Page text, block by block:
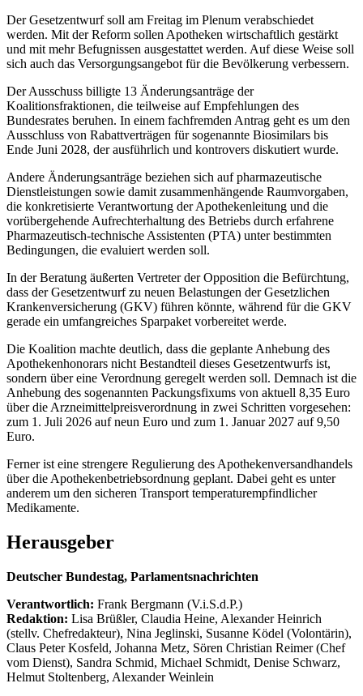
Der Gesetzentwurf soll am Freitag im Plenum verabschiedet
werden. Mit der Reform sollen Apotheken wirtschaftlich gestärkt
und mit mehr Befugnissen ausgestattet werden. Auf diese Weise soll
sich auch das Versorgungsangebot für die Bevölkerung verbessern.
Der Ausschuss billigte 13 Änderungsanträge der
Koalitionsfraktionen, die teilweise auf Empfehlungen des
Bundesrates beruhen. In einem fachfremden Antrag geht es um den
Ausschluss von Rabattverträgen für sogenannte Biosimilars bis
Ende Juni 2028, der ausführlich und kontrovers diskutiert wurde.
Andere Änderungsanträge beziehen sich auf pharmazeutische
Dienstleistungen sowie damit zusammenhängende Raumvorgaben,
die konkretisierte Verantwortung der Apothekenleitung und die
vorübergehende Aufrechterhaltung des Betriebs durch erfahrene
Pharmazeutisch-technische Assistenten (PTA) unter bestimmten
Bedingungen, die evaluiert werden soll.
In der Beratung äußerten Vertreter der Opposition die Befürchtung,
dass der Gesetzentwurf zu neuen Belastungen der Gesetzlichen
Krankenversicherung (GKV) führen könnte, während für die GKV
gerade ein umfangreiches Sparpaket vorbereitet werde.
Die Koalition machte deutlich, dass die geplante Anhebung des
Apothekenhonorars nicht Bestandteil dieses Gesetzentwurfs ist,
sondern über eine Verordnung geregelt werden soll. Demnach ist die
Anhebung des sogenannten Packungsfixums von aktuell 8,35 Euro
über die Arzneimittelpreisverordnung in zwei Schritten vorgesehen:
zum 1. Juli 2026 auf neun Euro und zum 1. Januar 2027 auf 9,50
Euro.
Ferner ist eine strengere Regulierung des Apothekenversandhandels
über die Apothekenbetriebsordnung geplant. Dabei geht es unter
anderem um den sicheren Transport temperaturempfindlicher
Medikamente.
Herausgeber
Deutscher Bundestag, Parlamentsnachrichten
Verantwortlich: Frank Bergmann (V.i.S.d.P.)
Redaktion: Lisa Brüßler, Claudia Heine, Alexander Heinrich
(stellv. Chefredakteur), Nina Jeglinski, Susanne Ködel (Volontärin),
Claus Peter Kosfeld, Johanna Metz, Sören Christian Reimer (Chef
vom Dienst), Sandra Schmid, Michael Schmidt, Denise Schwarz,
Helmut Stoltenberg, Alexander Weinlein